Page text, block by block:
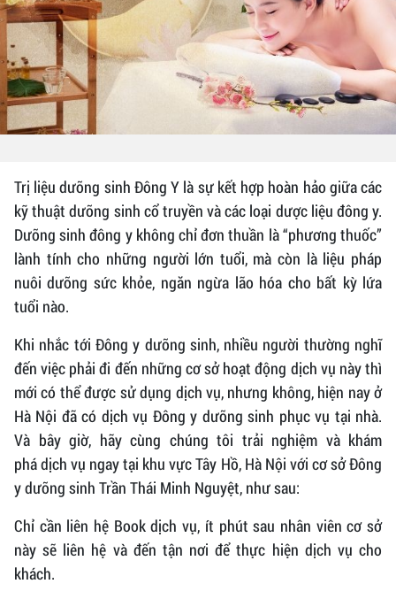
Trị liệu dưỡng sinh Đông Y là sự kết hợp hoàn hảo giữa các
kỹ thuật dưỡng sinh cổ truyền và các loại dược liệu đông y.
Dưỡng sinh đông y không chỉ đơn thuần là “phương thuốc”
lành tính cho những người lớn tuổi, mà còn là liệu pháp
nuôi dưỡng sức khỏe, ngăn ngừa lão hóa cho bất kỳ lứa
tuổi nào.
Khi nhắc tới Đông y dưỡng sinh, nhiều người thường nghĩ
đến việc phải đi đến những cơ sở hoạt động dịch vụ này thì
mới có thể được sử dụng dịch vụ, nhưng không, hiện nay ở
Hà Nội đã có dịch vụ Đông y dưỡng sinh phục vụ tại nhà.
Và bây giờ, hãy cùng chúng tôi trải nghiệm và khám
phá dịch vụ ngay tại khu vực Tây Hồ, Hà Nội với cơ sở Đông
y dưỡng sinh Trần Thái Minh Nguyệt, như sau:
Chỉ cần liên hệ Book dịch vụ, ít phút sau nhân viên cơ sở
này sẽ liên hệ và đến tận nơi để thực hiện dịch vụ cho
khách.